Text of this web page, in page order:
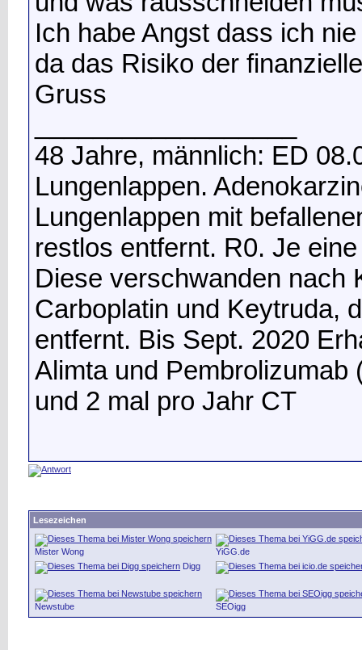
Ich habe Angst dass ich
da das Risiko der
Gruss
48 Jahre, männlich: ED
Lungenlappen.
Lungenlappen mit
restlos entfernt. R0. Je
Diese verschwanden nach
Carboplatin und Keytruda,
entfernt. Bis Sept. 2020
Alimta und Pembrolizumab
und 2 mal pro Jahr CT
Lesezeichen
Mister Wong
YiGG.de
Digg
Newstube SEOigg